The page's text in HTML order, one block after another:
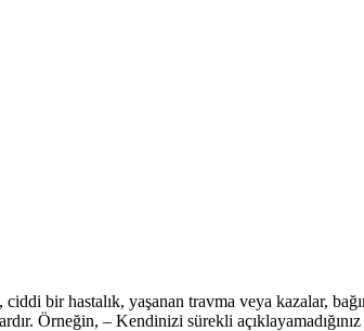
bir hastalık, yaşanan travma veya kazalar,
Örneğin, – Kendinizi sürekli